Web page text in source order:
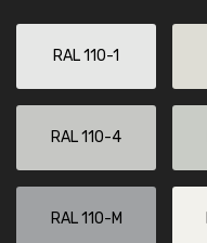
RAL 110-1
RAL 110-4
RAL 110-M